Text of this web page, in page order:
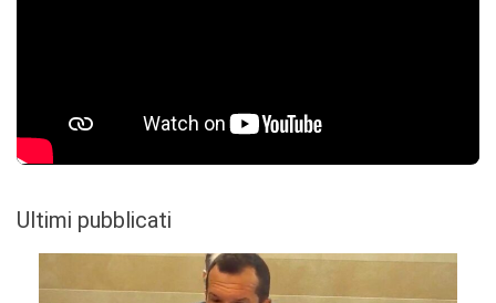
Ultimi pubblicati